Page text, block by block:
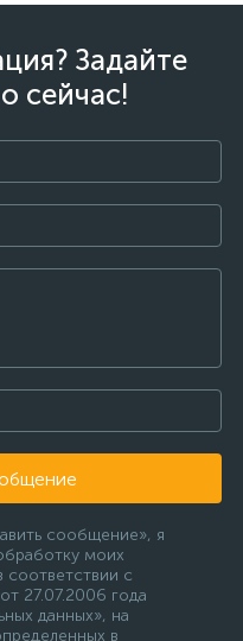
Задайте
сейчас!
сообщение», я
моих
соответствии с
27.07.2006 года
данных», на
в